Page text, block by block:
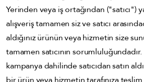
Yerinden veya iş ortağından ("satıcı")
alışveriş tamamen siz ve satıcı
aldığınız ürünün veya hizmetin size
tamamen satıcının
kampanya dahilinde satıcıdan satın